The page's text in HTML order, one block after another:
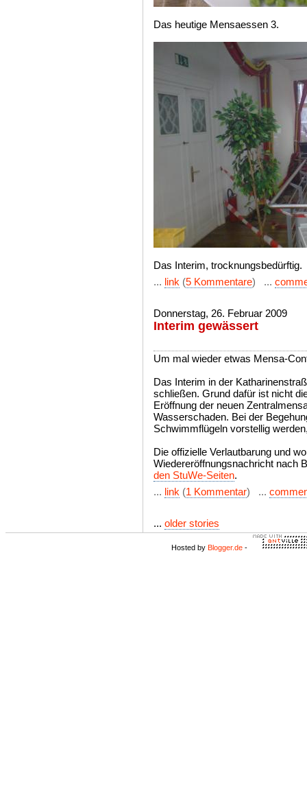
Das heutige Mensaessen 3.
Das Interim, trocknungsbedürftig.
... link (5 Kommentare) ...
Donnerstag, 26. Februar 2009
Interim gewässert
Um mal wieder etwas Mensa-
Das Interim in der
schließen. Grund dafür ist nicht
Eröffnung der neuen
Wasserschaden. Bei der
Schwimmflügeln vorstellig
Die offizielle Verlautbarung und
Wiedereröffnungsnachricht nach
den StuWe-Seiten.
... link (1 Kommentar) ...
... older stories
Hosted by Blogger.de -